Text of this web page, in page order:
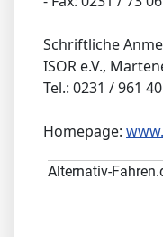
Schriftliche
ISOR e.V.,
Tel.: 0231 / 961
Homepage:
Alternativ-